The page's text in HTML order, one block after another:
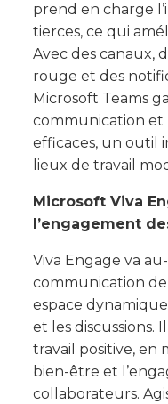
prend en charge
tierces, ce qui
Avec des canaux,
rouge et des
Microsoft Teams
communication
efficaces, un outil
lieux de travail
Microsoft Viva
l’engagement
Viva Engage va
communication
espace
et les discussions.
travail positive, en
bien-être et
collaborateurs.